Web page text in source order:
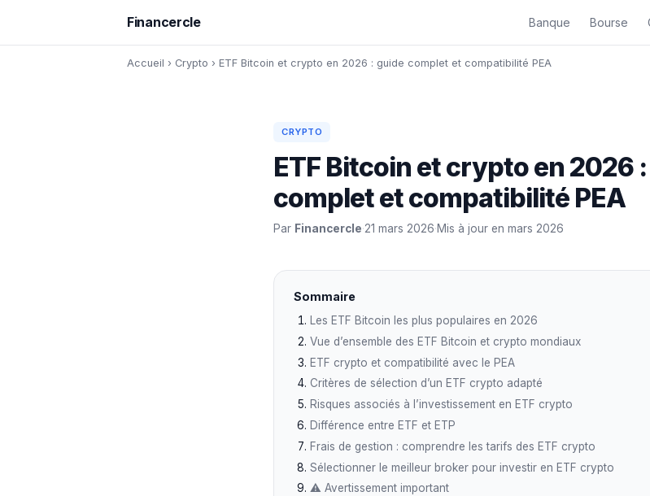
Financercle Banque Bourse
Accueil › Crypto › ETF Bitcoin et crypto en 2026 : guide complet et compatibilité PEA
CRYPTO
ETF Bitcoin et crypto en 2026
complet et compatibilité PEA
Par Financercle·21 mars 2026·Mis à jour en mars 2026
Sommaire
Les ETF Bitcoin les plus populaires en 2026
Vue d’ensemble des ETF Bitcoin et crypto mondiaux
ETF crypto et compatibilité avec le PEA
Critères de sélection d’un ETF crypto adapté
Risques associés à l’investissement en ETF crypto
Différence entre ETF et ETP
Frais de gestion : comprendre les tarifs des ETF crypto
Sélectionner le meilleur broker pour investir en ETF crypto
⚠️ Avertissement important